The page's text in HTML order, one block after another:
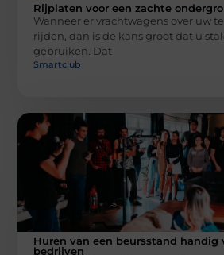
Rijplaten voor een zachte
Wanneer er vrachtwagens over uw
rijden, dan is de kans groot dat u
gebruiken. Dat
Smartclub
Huren van een beursstand handig
bedrijven